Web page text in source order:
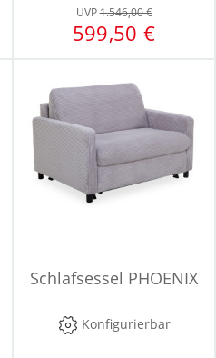
UVP1.546,00 €
599,50 €
Schlafsessel PHOENIX
Konfigurierbar